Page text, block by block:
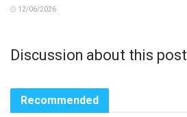
12/06/2026
Discussion about this post
Recommended